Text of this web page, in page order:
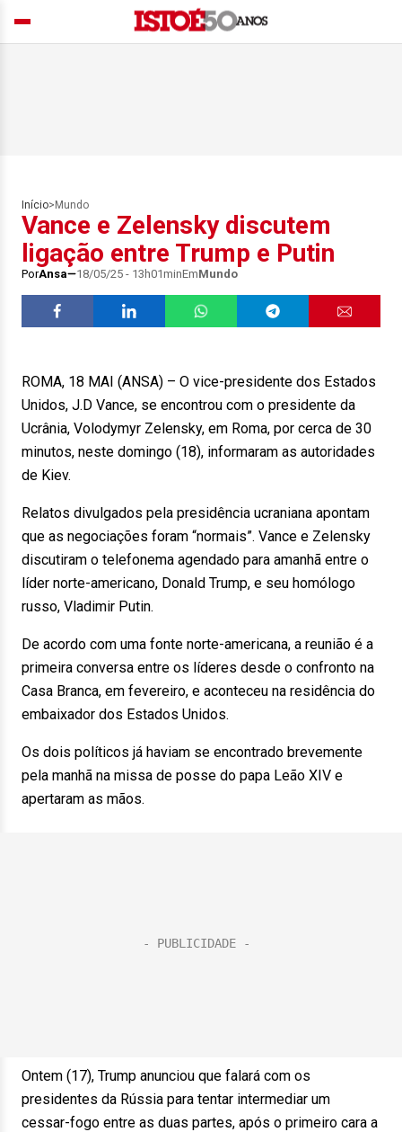
Início> Mundo
Vance e Zelensky discutem
ligação entre Trump e Putin
PorAnsa 18/05/25 - 13h01minEmMundo
ROMA, 18 MAI (ANSA) – O vice-presidente dos Estados
Unidos, J.D Vance, se encontrou com o presidente da
Ucrânia, Volodymyr Zelensky, em Roma, por cerca de 30
minutos, neste domingo (18), informaram as autoridades
de Kiev.
Relatos divulgados pela presidência ucraniana apontam
que as negociações foram “normais”. Vance e Zelensky
discutiram o telefonema agendado para amanhã entre o
líder norte-americano, Donald Trump, e seu homólogo
russo, Vladimir Putin.
De acordo com uma fonte norte-americana, a reunião é a
primeira conversa entre os líderes desde o confronto na
Casa Branca, em fevereiro, e aconteceu na residência do
embaixador dos Estados Unidos.
Os dois políticos já haviam se encontrado brevemente
pela manhã na missa de posse do papa Leão XIV e
apertaram as mãos.
Ontem (17), Trump anunciou que falará com os
presidentes da Rússia para tentar intermediar um
cessar-fogo entre as duas partes, após o primeiro cara a